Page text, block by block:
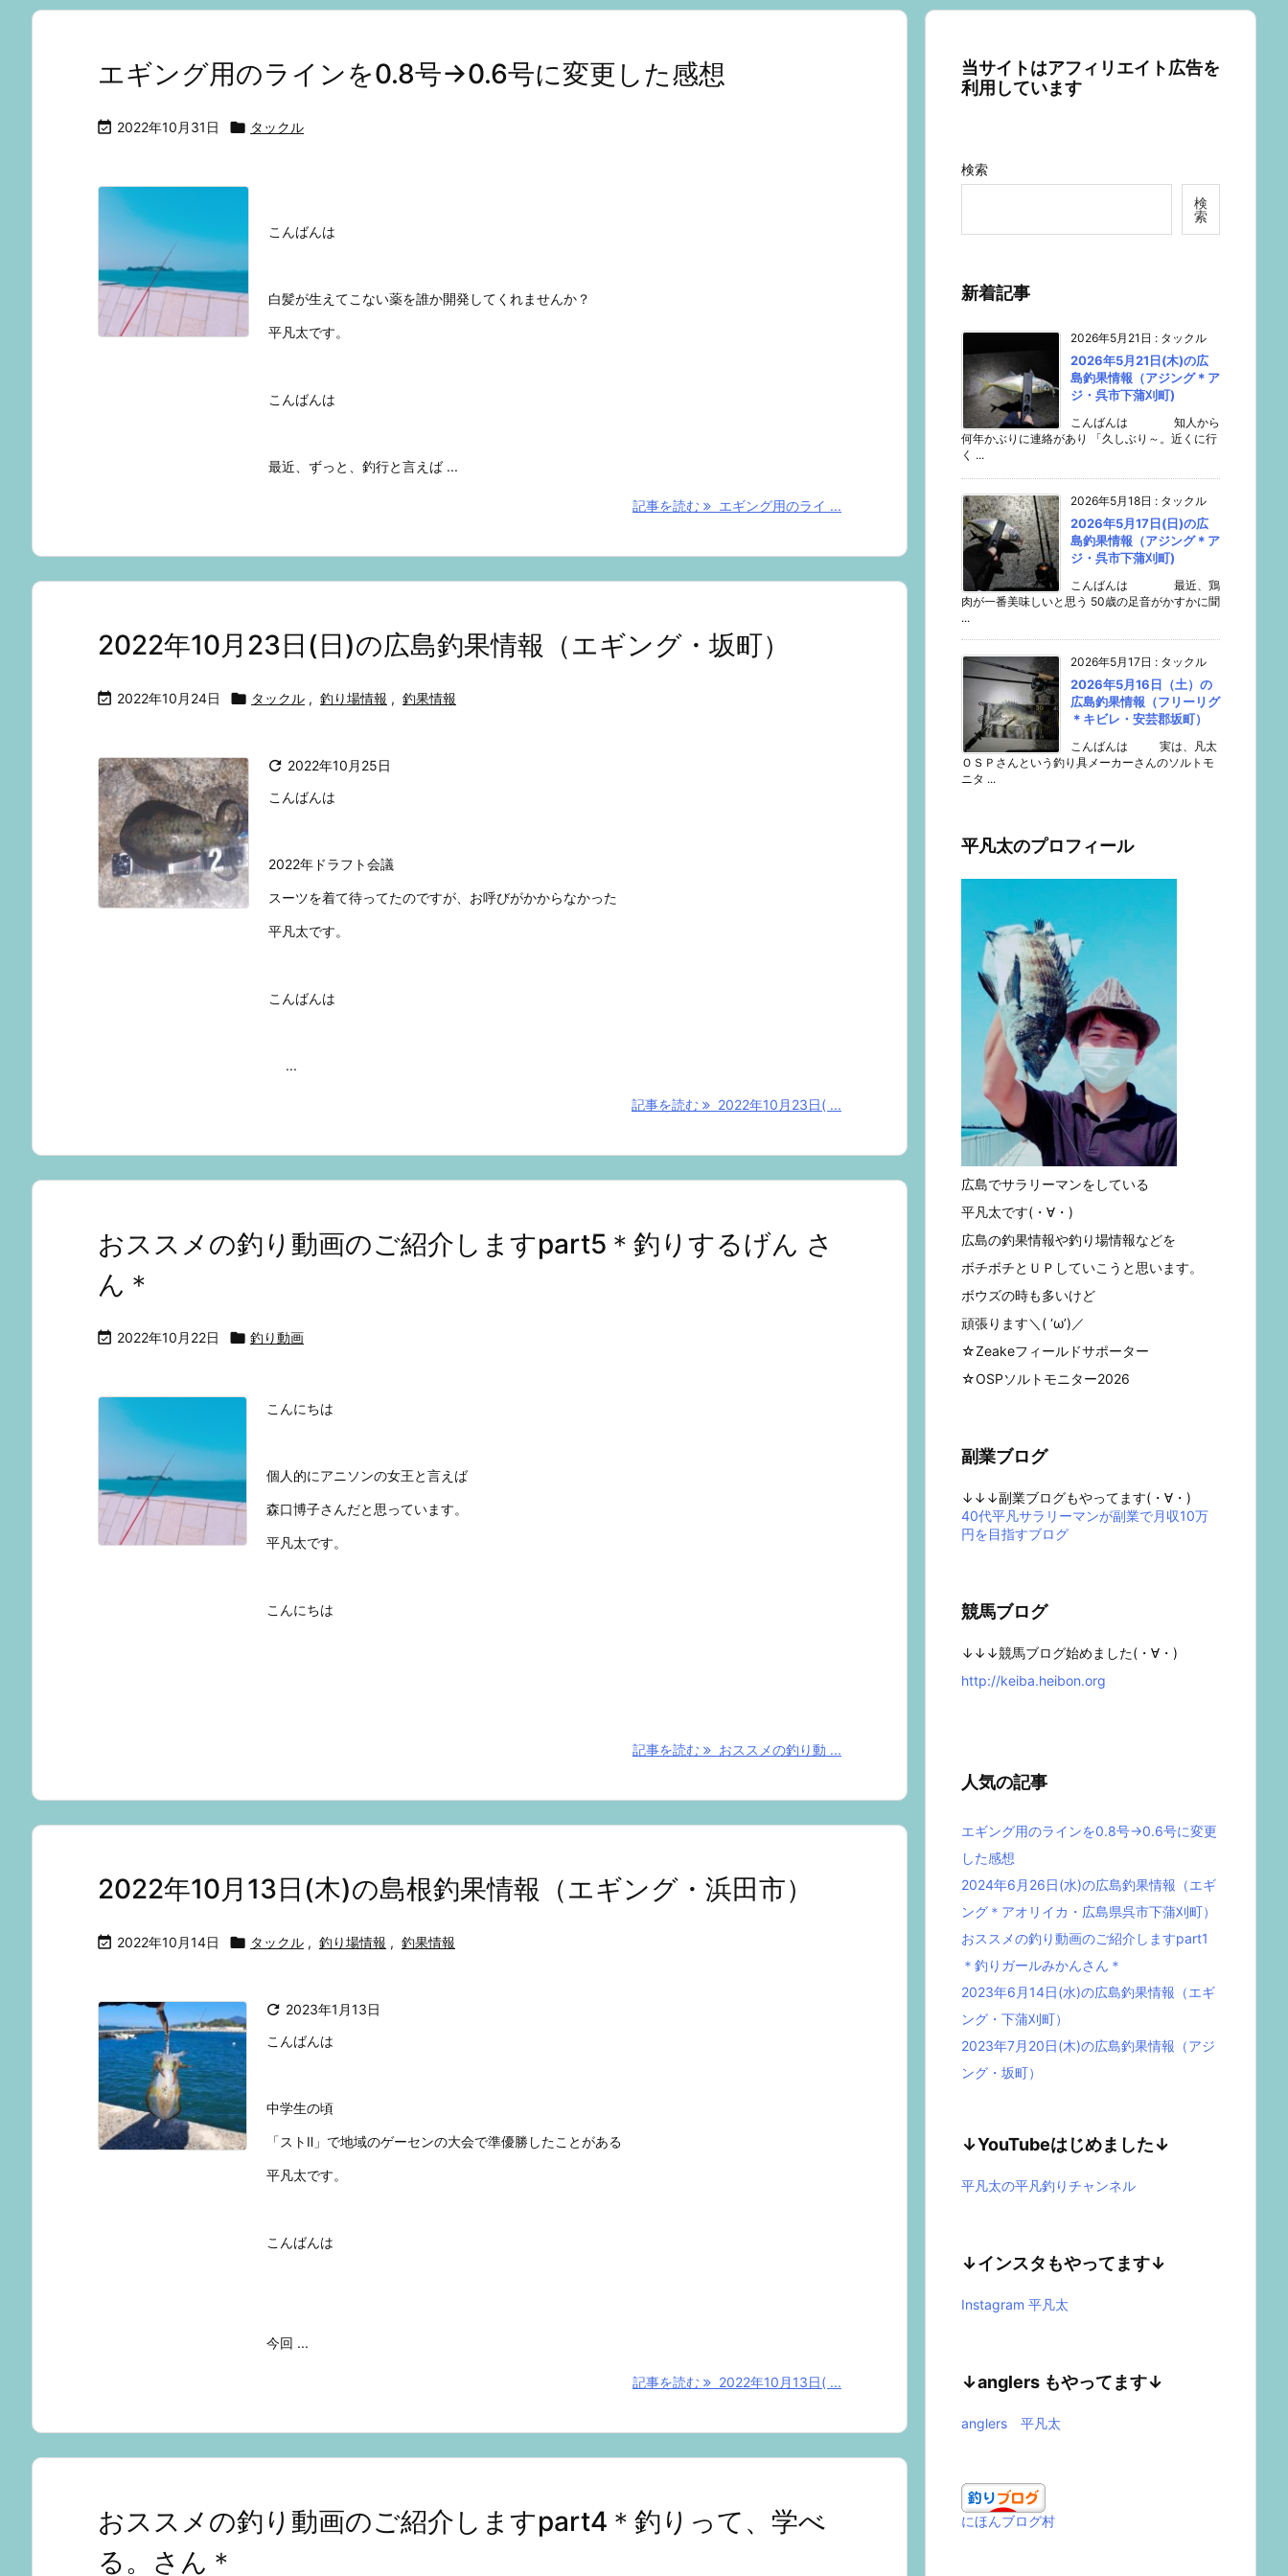
エギング用のラインを0.8号→0.6号に変更した感想
 2022年10月31日  タックル
こんばんは
白髪が生えてこない薬を誰か開発してくれませんか？
平凡太です。
こんばんは
最近、ずっと、釣行と言えば ...
記事を読む エギング用のライ ...
2022年10月23日(日)の広島釣果情報（エギング・坂町）
 2022年10月24日  タックル , 釣り場情報 , 釣果情報
 2022年10月25日
こんばんは
2022年ドラフト会議
スーツを着て待ってたのですが、お呼びがかからなかった
平凡太です。
こんばんは
...
記事を読む 2022年10月23日( ...
おススメの釣り動画のご紹介しますpart5＊釣りするげん さ
ん＊
 2022年10月22日  釣り動画
こんにちは
個人的にアニソンの女王と言えば
森口博子さんだと思っています。
平凡太です。
こんにちは
記事を読む おススメの釣り動 ...
2022年10月13日(木)の島根釣果情報（エギング・浜田市）
 2022年10月14日  タックル , 釣り場情報 , 釣果情報
 2023年1月13日
こんばんは
中学生の頃
「ストⅡ」で地域のゲーセンの大会で準優勝したことがある
平凡太です。
こんばんは
今回 ...
記事を読む 2022年10月13日( ...
おススメの釣り動画のご紹介しますpart4＊釣りって、学べ
る。さん＊
当サイトはアフィリエイト広告を
利用しています
検索
検
索
新着記事
2026年5月21日 : タックル
2026年5月21日(木)の広
島釣果情報（アジング＊ア
ジ・呉市下蒲刈町)
こんばんは 知人から
何年かぶりに連絡があり 「久しぶり～。近くに行
く ...
2026年5月18日 : タックル
2026年5月17日(日)の広
島釣果情報（アジング＊ア
ジ・呉市下蒲刈町)
こんばんは 最近、鶏
肉が一番美味しいと思う 50歳の足音がかすかに聞
...
2026年5月17日 : タックル
2026年5月16日（土）の
広島釣果情報（フリーリグ
＊キビレ・安芸郡坂町）
こんばんは 実は、凡太
ＯＳＰさんという釣り具メーカーさんのソルトモ
ニタ ...
平凡太のプロフィール
広島でサラリーマンをしている
平凡太です(・∀・)
広島の釣果情報や釣り場情報などを
ボチボチとＵＰしていこうと思います。
ボウズの時も多いけど
頑張ります＼( ‘ω’)／
☆Zeakeフィールドサポーター
☆OSPソルトモニター2026
副業ブログ
↓↓↓副業ブログもやってます(・∀・)
40代平凡サラリーマンが副業で月収10万
円を目指すブログ
競馬ブログ
↓↓↓競馬ブログ始めました(・∀・)
http://keiba.heibon.org
人気の記事
エギング用のラインを0.8号→0.6号に変更
した感想
2024年6月26日(水)の広島釣果情報（エギ
ング＊アオリイカ・広島県呉市下蒲刈町）
おススメの釣り動画のご紹介しますpart1
＊釣りガールみかんさん＊
2023年6月14日(水)の広島釣果情報（エギ
ング・下蒲刈町）
2023年7月20日(木)の広島釣果情報（アジ
ング・坂町）
↓YouTubeはじめました↓
平凡太の平凡釣りチャンネル
↓インスタもやってます↓
Instagram 平凡太
↓anglers もやってます↓
anglers 平凡太
にほんブログ村